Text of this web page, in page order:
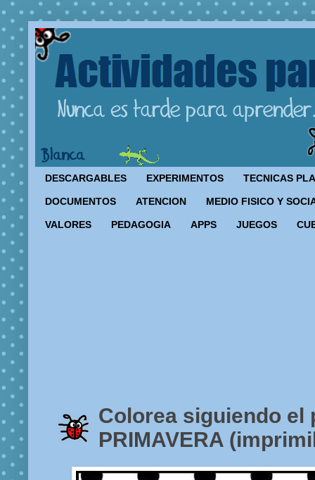
DESCARGABLES EXPERIMENTOS TECNICAS
DOCUMENTOS ATENCION MEDIO FISICO Y
VALORES PEDAGOGIA APPS JUEGOS
Colorea siguiendo el
PRIMAVERA